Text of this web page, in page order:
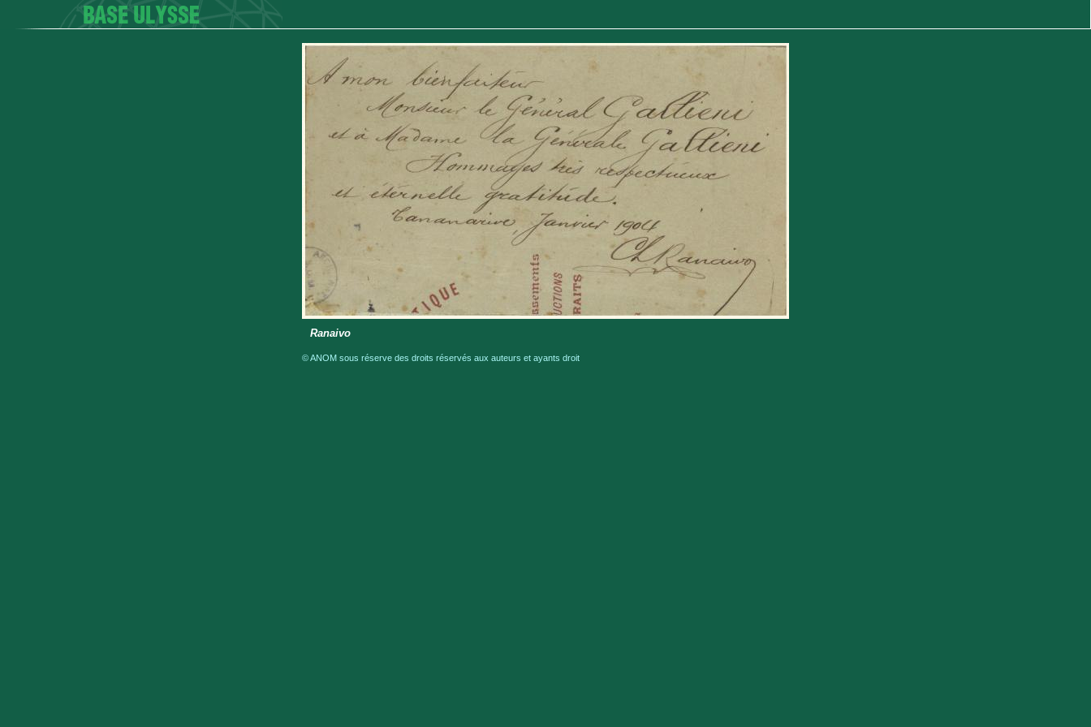
Ranaivo
© ANOM sous réserve des droits réservés aux auteurs et ayants droit